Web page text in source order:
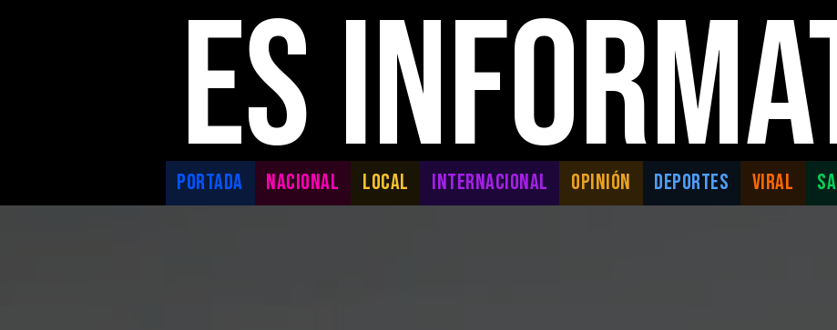
ES
PORTADA NACIONAL LOCAL INTERNACIONAL OPINIÓN DEPORTES VIRAL